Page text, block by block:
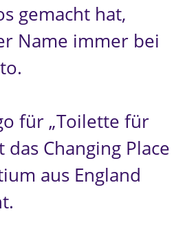
gemacht hat,
Name immer bei
für „Toilette für
das Changing Place
aus England